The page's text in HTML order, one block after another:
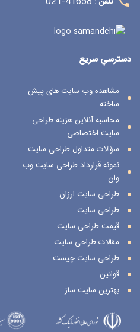
دسترسي سريع
مشاهده وب سایت های پیش
ساخته
محاسبه آنلاین هزینه طراحی
سایت اختصاصی
سؤالات متداول طراحی سایت
نمونه قرارداد طراحی سایت وب
وان
طراحی سایت ارزان
طراحی سایت
قیمت طراحی سایت
مقالات طراحی سایت
طراحی سایت چیست
قوانین
بهترین سایت ساز